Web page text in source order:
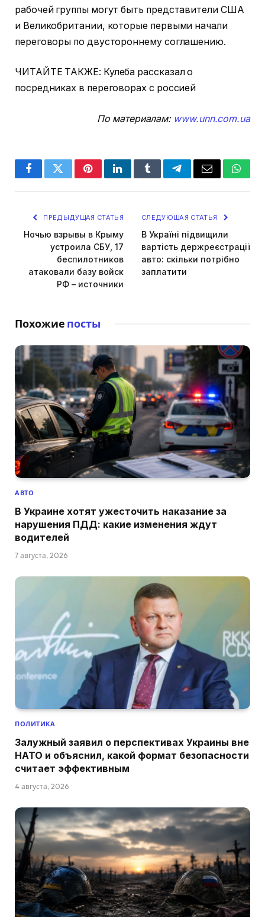
рабочей группы могут быть представители США
и Великобритании, которые первыми начали
переговоры по двустороннему соглашению.
ЧИТАЙТЕ ТАКЖЕ: Кулеба рассказал о
посредниках в переговорах с россией
По материалам: www.unn.com.ua
FacebookTwitterPinterestLinkedInTumblrTelegramEmail
ПРЕДЫДУЩАЯ СТАТЬЯ
Ночью взрывы в Крыму
устроила СБУ, 17
беспилотников
атаковали базу войск
РФ – источники
СЛЕДУЮЩАЯ СТАТЬЯ
В Україні підвищили
вартість держреєстрації
авто: скільки потрібно
заплатити
Похожие посты
АВТО
В Украине хотят ужесточить наказание за
нарушения ПДД: какие изменения ждут
водителей
7 августа, 2026
ПОЛИТИКА
Залужный заявил о перспективах Украины вне
НАТО и объяснил, какой формат безопасности
считает эффективным
4 августа, 2026